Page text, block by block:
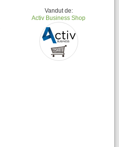
Vandut de:
Activ Business Shop